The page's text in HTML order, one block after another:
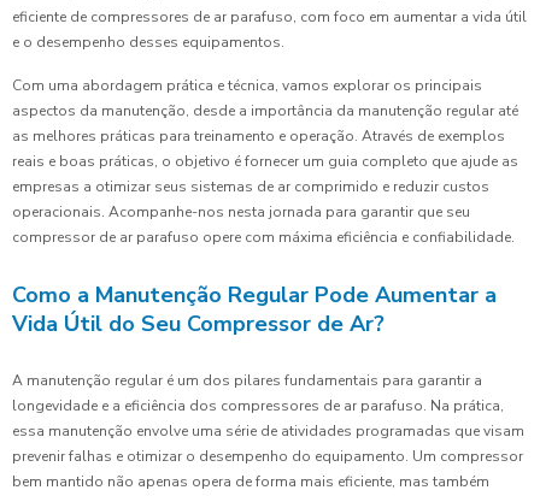
eficiente de compressores de ar parafuso, com foco em aumentar a vida útil
e o desempenho desses equipamentos.
Com uma abordagem prática e técnica, vamos explorar os principais
aspectos da manutenção, desde a importância da manutenção regular até
as melhores práticas para treinamento e operação. Através de exemplos
reais e boas práticas, o objetivo é fornecer um guia completo que ajude as
empresas a otimizar seus sistemas de ar comprimido e reduzir custos
operacionais. Acompanhe-nos nesta jornada para garantir que seu
compressor de ar parafuso opere com máxima eficiência e confiabilidade.
Como a Manutenção Regular Pode Aumentar a
Vida Útil do Seu Compressor de Ar?
A manutenção regular é um dos pilares fundamentais para garantir a
longevidade e a eficiência dos compressores de ar parafuso. Na prática,
essa manutenção envolve uma série de atividades programadas que visam
prevenir falhas e otimizar o desempenho do equipamento. Um compressor
bem mantido não apenas opera de forma mais eficiente, mas também